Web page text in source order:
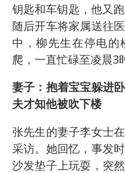
钥匙和车钥匙，他又
随后开车将家属送往
中，柳先生在停电的
爬，一直忙碌至凌晨3
妻子：抱着宝宝躲进
夫才知他被吹下楼
张先生的妻子李女士
采访。她回忆，事发
沙发垫子上玩耍，突